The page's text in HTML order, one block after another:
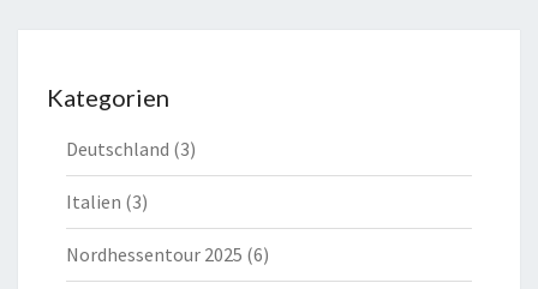
Kategorien
Deutschland (3)
Italien (3)
Nordhessentour 2025 (6)